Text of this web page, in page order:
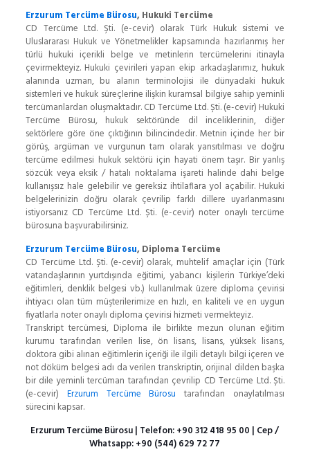
Erzurum Tercüme Bürosu, Hukuki Tercüme
CD Tercüme Ltd. Şti. (e-cevir) olarak Türk Hukuk sistemi ve
Uluslararası Hukuk ve Yönetmelikler kapsamında hazırlanmış her
türlü hukuki içerikli belge ve metinlerin tercümelerini itinayla
çevirmekteyiz. Hukuki çevirileri yapan ekip arkadaşlarımız, hukuk
alanında uzman, bu alanın terminolojisi ile dünyadaki hukuk
sistemleri ve hukuk süreçlerine ilişkin kuramsal bilgiye sahip yeminli
tercümanlardan oluşmaktadır. CD Tercüme Ltd. Şti. (e-cevir) Hukuki
Tercüme Bürosu, hukuk sektöründe dil inceliklerinin, diğer
sektörlere göre öne çıktığının bilincindedir. Metnin içinde her bir
görüş, argüman ve vurgunun tam olarak yansıtılması ve doğru
tercüme edilmesi hukuk sektörü için hayati önem taşır. Bir yanlış
sözcük veya eksik / hatalı noktalama işareti halinde dahi belge
kullanışsız hale gelebilir ve gereksiz ihtilaflara yol açabilir. Hukuki
belgelerinizin doğru olarak çevrilip farklı dillere uyarlanmasını
istiyorsanız CD Tercüme Ltd. Şti. (e-cevir) noter onaylı tercüme
bürosuna başvurabilirsiniz.
Erzurum Tercüme Bürosu, Diploma Tercüme
CD Tercüme Ltd. Şti. (e-cevir) olarak, muhtelif amaçlar için (Türk
vatandaşlarının yurtdışında eğitimi, yabancı kişilerin Türkiye’deki
eğitimleri, denklik belgesi vb.) kullanılmak üzere diploma çevirisi
ihtiyacı olan tüm müşterilerimize en hızlı, en kaliteli ve en uygun
fiyatlarla noter onaylı diploma çevirisi hizmeti vermekteyiz.
Transkript tercümesi, Diploma ile birlikte mezun olunan eğitim
kurumu tarafından verilen lise, ön lisans, lisans, yüksek lisans,
doktora gibi alınan eğitimlerin içeriği ile ilgili detaylı bilgi içeren ve
not döküm belgesi adı da verilen transkriptin, orijinal dilden başka
bir dile yeminli tercüman tarafından çevrilip CD Tercüme Ltd. Şti.
(e-cevir) Erzurum Tercüme Bürosu tarafından onaylatılması
sürecini kapsar.
Erzurum Tercüme Bürosu| Telefon:+90 312 418 95 00 | Cep /
Whatsapp:+90 (544) 629 72 77